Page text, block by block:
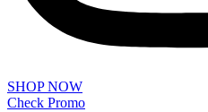
SHOP NOW
Check Promo